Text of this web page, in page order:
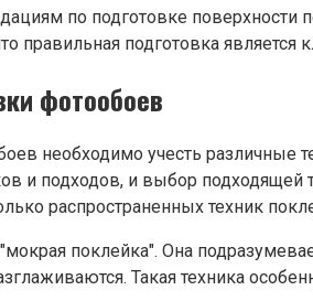
по подготовке поверхности
правильная подготовка
фотообоев
необходимо учесть различные
и подходов, и выбор подходящей
распространенных техник
поклейка". Она
Такая техника